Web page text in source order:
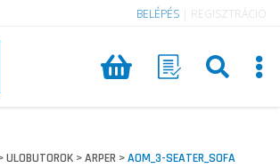
BELÉPÉS REGISZTRÁCIÓ
ULOBUTOROK >ARPER >AOM_3-SEATER_SOFA